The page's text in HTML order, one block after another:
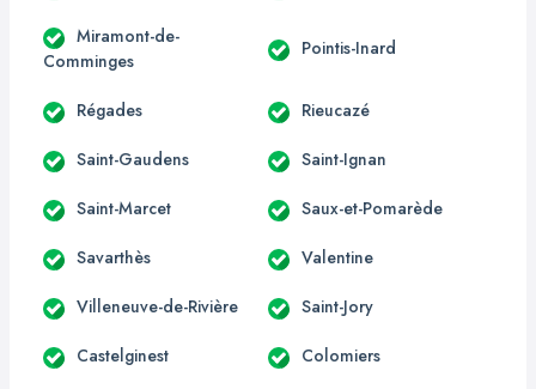
Miramont-de-
Comminges
Pointis-Inard
Régades Rieucazé
Saint-Gaudens Saint-Ignan
Saint-Marcet Saux-et-Pomarède
Savarthès Valentine
Villeneuve-de-Rivière Saint-Jory
Castelginest Colomiers